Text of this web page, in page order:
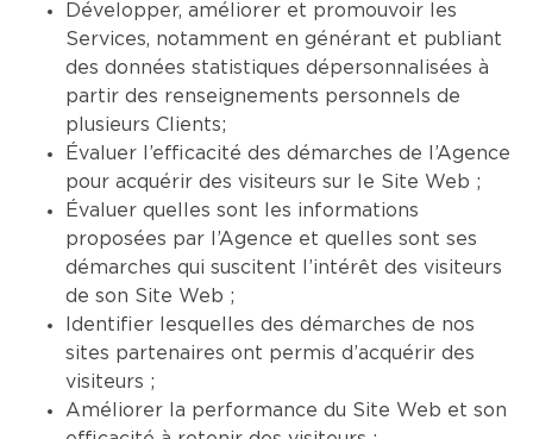
Développer, améliorer et promouvoir les
Services, notamment en générant et publiant
des données statistiques dépersonnalisées à
partir des renseignements personnels de
plusieurs Clients;
Évaluer l’efficacité des démarches de l’Agence
pour acquérir des visiteurs sur le Site Web ;
Évaluer quelles sont les informations
proposées par l’Agence et quelles sont ses
démarches qui suscitent l’intérêt des visiteurs
de son Site Web ;
Identifier lesquelles des démarches de nos
sites partenaires ont permis d’acquérir des
visiteurs ;
Améliorer la performance du Site Web et son